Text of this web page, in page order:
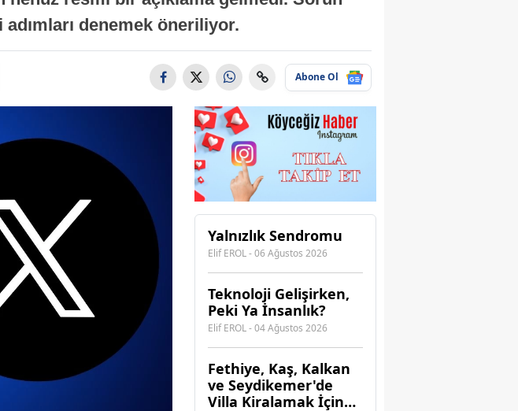
denemek öneriliyor.
Abone Ol
Yalnızlık Sendromu
Elif EROL - 06 Ağustos 2026
Teknoloji Gelişirken,
Peki Ya İnsanlık?
Elif EROL - 04 Ağustos 2026
Fethiye, Kaş, Kalkan
ve Seydikemer'de
Villa Kiralamak İçin